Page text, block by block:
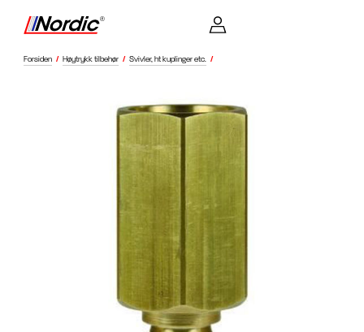
Forsiden / Høytrykk tilbehør / Svivler, ht kuplinger etc. /